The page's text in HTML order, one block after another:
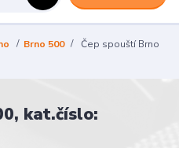
Brno 500
Čep spouští Brno
kat.číslo: